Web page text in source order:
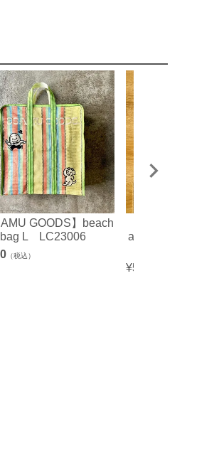
GOODS】beach
bag L LC23006
（税込）
a bag（shopping
¥5,720